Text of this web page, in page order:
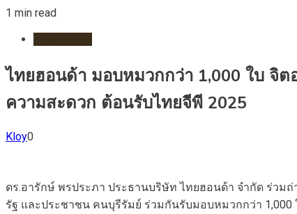
1 min read
ไทยฮอนด้า มอบหมวกกว่า 1,000 ใบ จิ
ความสะดวก ต้อนรับไทยจีพี 2025
Kloy0
ดร.อารักษ์ พรประภา ประธานบริษัท ไทยฮอนด้า จำกัด ร่ว
รัฐ และประชาชน คนบุรีรัมย์ ร่วมกันรับมอบหมวกกว่า